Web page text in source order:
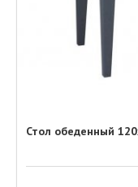
Стол обеденный